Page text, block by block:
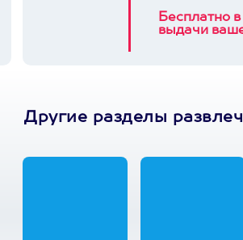
Бесплатно
выдачи
Другие разделы